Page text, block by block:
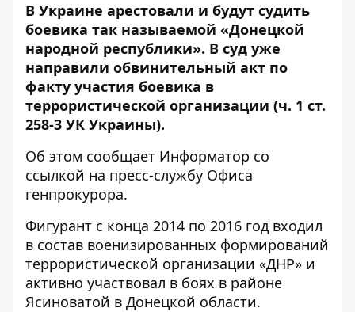
В Украине арестовали и будут судить
боевика так называемой «Донецкой
народной республики». В суд уже
направили обвинительный акт по
факту участия боевика в
террористической организации (ч. 1 ст.
258-3 УК Украины).
Об этом сообщает Информатор со
ссылкой на пресс-службу Офиса
генпрокурора.
Фигурант с конца 2014 по 2016 год входил
в состав военизированных формирований
террористической организации «ДНР» и
активно участвовал в боях в районе
Ясиноватой в Донецкой области.